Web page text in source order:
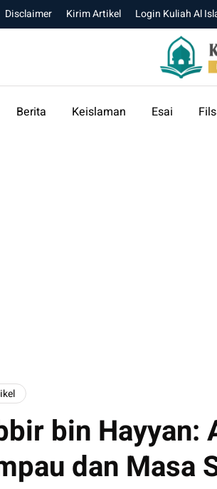
Disclaimer Kirim Artikel Login Kuliah Al
Berita Keislaman Esai
bin Hayyan:
dan Masa